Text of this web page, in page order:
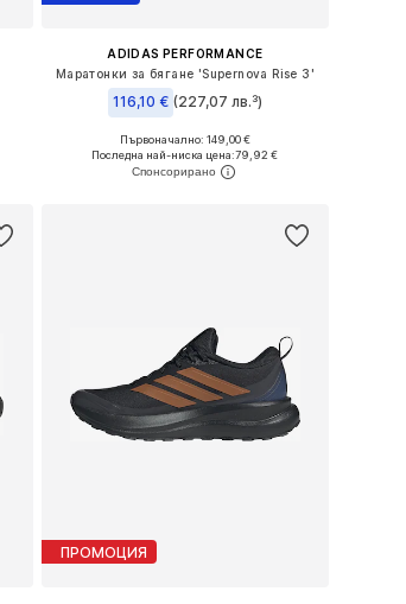
ADIDAS PERFORMANCE
Маратонки за бягане 'Supernova Rise 3'
116,10 € (227,07 лв.³)
+4
Предлага се в много размери
Добави в кошницата
Първоначално: 149,00 €
Последна най-ниска цена:79,92 €
ПРОМОЦИЯ